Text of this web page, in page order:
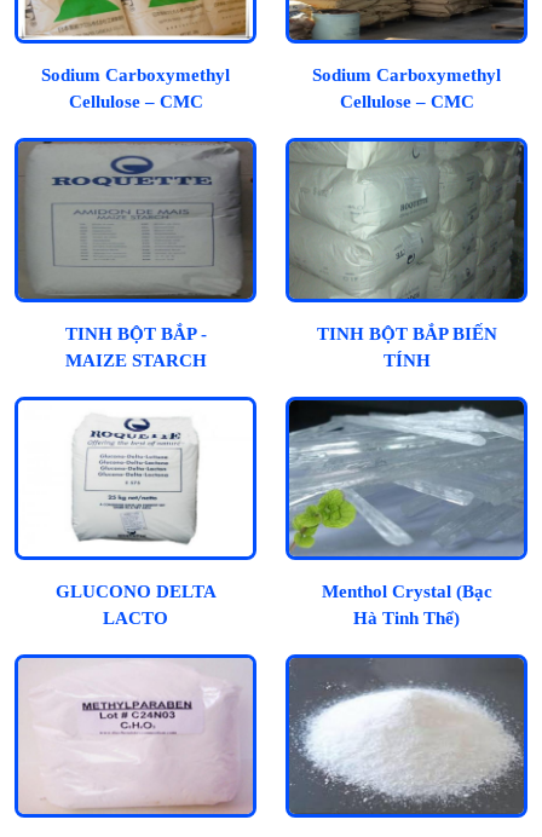
Sodium Carboxymethyl
Cellulose – CMC
Sodium Carboxymethyl
Cellulose – CMC
TINH BỘT BẮP -
MAIZE STARCH
TINH BỘT BẮP BIẾN
TÍNH
GLUCONO DELTA
LACTO
Menthol Crystal (Bạc
Hà Tinh Thể)